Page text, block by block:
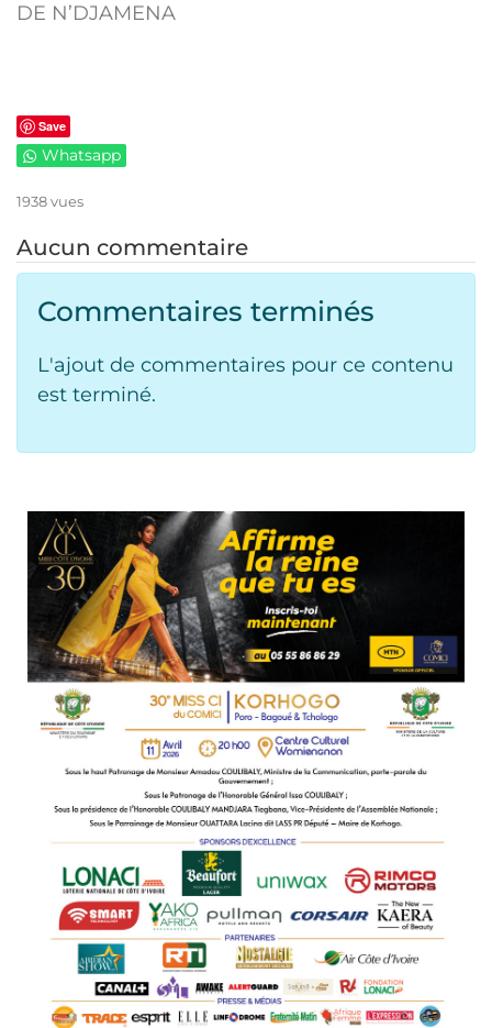
DE N’DJAMENA
Save
Whatsapp
1938 vues
Aucun commentaire
Commentaires terminés
L'ajout de commentaires pour ce contenu
est terminé.